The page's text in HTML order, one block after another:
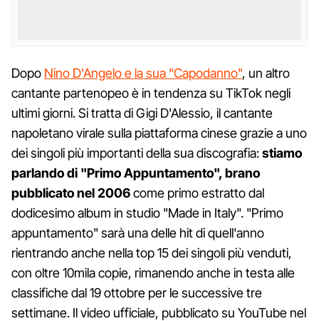
Dopo Nino D'Angelo e la sua "Capodanno", un altro
cantante partenopeo è in tendenza su TikTok negli
ultimi giorni. Si tratta di Gigi D'Alessio, il cantante
napoletano virale sulla piattaforma cinese grazie a uno
dei singoli più importanti della sua discografia:stiamo
parlando di "Primo Appuntamento", brano
pubblicato nel 2006come primo estratto dal
dodicesimo album in studio "Made in Italy". "Primo
appuntamento" sarà una delle hit di quell'anno
rientrando anche nella top 15 dei singoli più venduti,
con oltre 10mila copie, rimanendo anche in testa alle
classifiche dal 19 ottobre per le successive tre
settimane. Il video ufficiale, pubblicato su YouTube nel